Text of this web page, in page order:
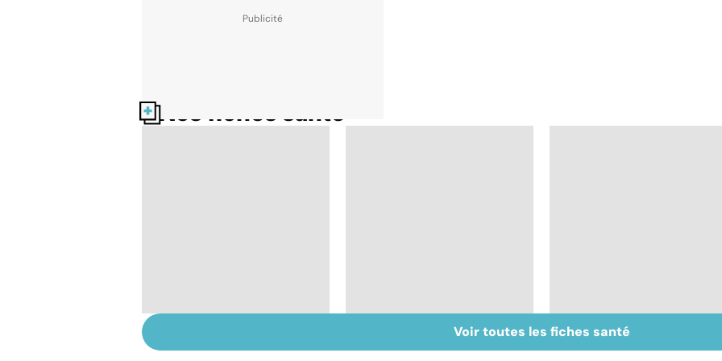
Nos fiches santé
passage à l'acte
Un rhume, ça se
soigne ?
Le choix du cartable
et des fournitures
Voir toutes les fiches santé